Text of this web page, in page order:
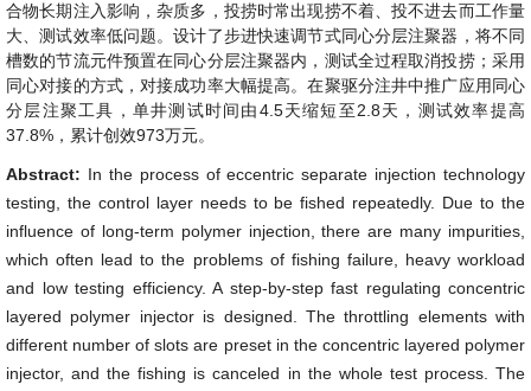
合物长期注入影响，杂质多，投捞时常出现捞不着、投不进去而工作量
大、测试效率低问题。设计了步进快速调节式同心分层注聚器，将不同
槽数的节流元件预置在同心分层注聚器内，测试全过程取消投捞；采用
同心对接的方式，对接成功率大幅提高。在聚驱分注井中推广应用同心
分层注聚工具，单井测试时间由4.5天缩短至2.8天，测试效率提高
37.8%，累计创效973万元。
Abstract: In the process of eccentric separate injection technology
testing, the control layer needs to be fished repeatedly. Due to the
influence of long-term polymer injection, there are many impurities,
which often lead to the problems of fishing failure, heavy workload
and low testing efficiency. A step-by-step fast regulating concentric
layered polymer injector is designed. The throttling elements with
different number of slots are preset in the concentric layered polymer
injector, and the fishing is canceled in the whole test process. The